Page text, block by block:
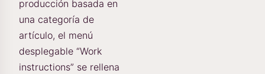
producción basada en
una categoría de
artículo, el menú
desplegable “Work
instructions” se rellena